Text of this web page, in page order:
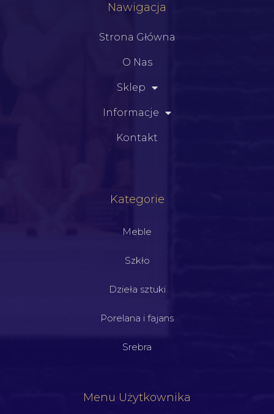
Nawigacja
Strona Główna
O Nas
Sklep
Informacje
Kontakt
Kategorie
Meble
Szkło
Dzieła sztuki
Porelana i fajans
Srebra
Menu Użytkownika